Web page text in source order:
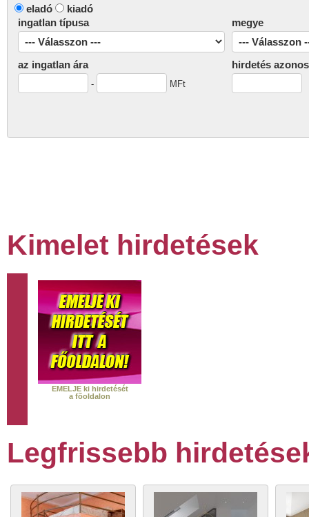
eladó
kiadó
ingatlan típusa
megye
az ingatlan ára
- MFt
hirdetés
Kimelet hirdetések
EMELJE ki hirdetését
a fõoldalon
Legfrissebb